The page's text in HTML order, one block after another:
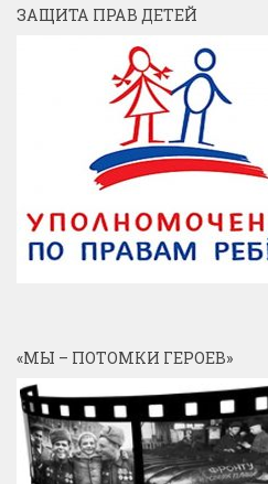
ЗАЩИТА ПРАВ ДЕТЕЙ
«МЫ – ПОТОМКИ ГЕРОЕВ»